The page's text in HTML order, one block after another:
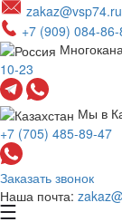
zakaz@vsp74.ru
+7 (909) 084-
10-23
Мы в
+7 (705) 485-89-47
Заказать звонок
Наша почта: